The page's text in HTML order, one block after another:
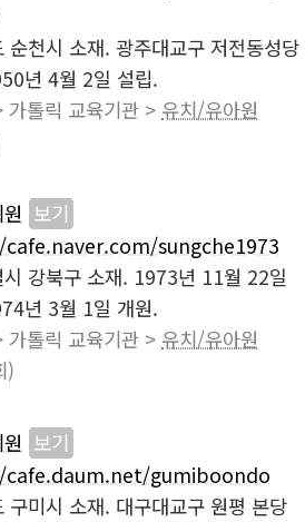
순천시 소재. 광주대교구 저전동성당
년 4월 2일 설립.
가톨릭 교육기관 > 유치/유아원
보기
sungche1973
시 강북구 소재. 1973년 11월 22일
년 3월 1일 개원.
가톨릭 교육기관 > 유치/유아원
)
보기
gumiboondo
구미시 소재. 대구대교구 원평 본당